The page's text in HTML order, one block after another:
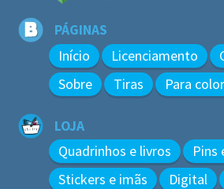
PÁGINAS
Início Licenciamento
Sobre
Tiras Para
LOJA
Quadrinhos e livros
Pins
Stickers e imãs
Digital